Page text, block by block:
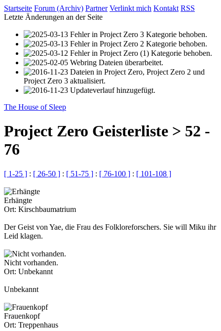
Startseite Forum (Archiv) Partner Verlinkt mich Kontakt RSS
Letzte Änderungen an der Seite
Fehler in Project Zero 3 Kategorie behoben.
Fehler in Project Zero 2 Kategorie behoben.
Fehler in Project Zero (1) Kategorie behoben.
Webring Dateien überarbeitet.
Dateien in Project Zero, Project Zero 2 und
Project Zero 3 aktualisiert.
Updateverlauf hinzugefügt.
The House of Sleep
Project Zero Geisterliste > 52 -
76
[ 1-25 ] : [ 26-50 ] : [ 51-75 ] : [ 76-100 ] : [ 101-108 ]
Erhängte
Ort: Kirschbaumatrium
Der Geist von Yae, die Frau des Folkloreforschers. Sie will Miku ihr
Leid klagen.
Nicht vorhanden.
Ort: Unbekannt
Unbekannt
Frauenkopf
Ort: Treppenhaus